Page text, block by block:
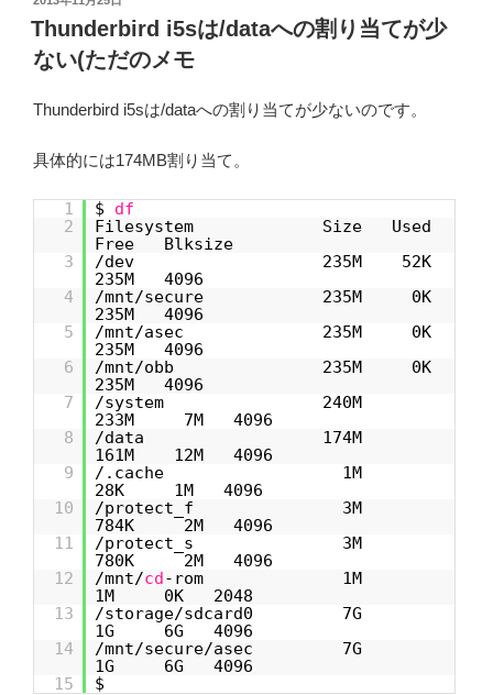
稿
日:
Thunderbird i5sは/dataへの割り当てが少
ない(ただのメモ
Thunderbird i5sは/dataへの割り当てが少ないのです。
具体的には174MB割り当て。
1 $ df
2
Filesystem Size Used
Free Blksize
3
/dev 235M 52K
235M 4096
4
/mnt/secure 235M 0K
235M 4096
5
/mnt/asec 235M 0K
235M 4096
6
/mnt/obb 235M 0K
235M 4096
7
/system 240M
233M 7M 4096
8
/data 174M
161M 12M 4096
9
/.cache 1M
28K 1M 4096
10
/protect_f 3M
784K 2M 4096
11
/protect_s 3M
780K 2M 4096
12
/mnt/cd-rom 1M
1M 0K 2048
13
/storage/sdcard0 7G
1G 6G 4096
14
/mnt/secure/asec 7G
1G 6G 4096
15
$